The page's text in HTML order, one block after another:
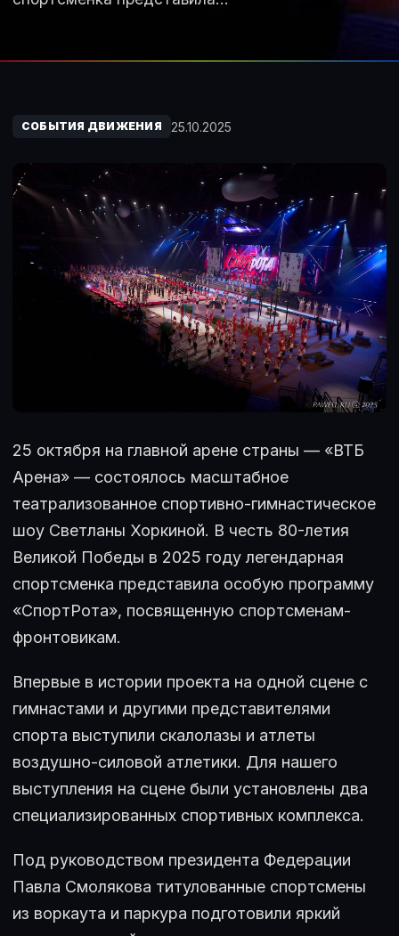
СОБЫТИЯ ДВИЖЕНИЯ 25.10.2025
25 октября на главной арене страны — «ВТБ
Арена» — состоялось масштабное
театрализованное спортивно-гимнастическое
шоу Светланы Хоркиной. В честь 80-летия
Великой Победы в 2025 году легендарная
спортсменка представила особую программу
«СпортРота», посвященную спортсменам-
фронтовикам.
Впервые в истории проекта на одной сцене с
гимнастами и другими представителями
спорта выступили скалолазы и атлеты
воздушно-силовой атлетики. Для нашего
выступления на сцене были установлены два
специализированных спортивных комплекса.
Под руководством президента Федерации
Павла Смолякова титулованные спортсмены
из воркаута и паркура подготовили яркий